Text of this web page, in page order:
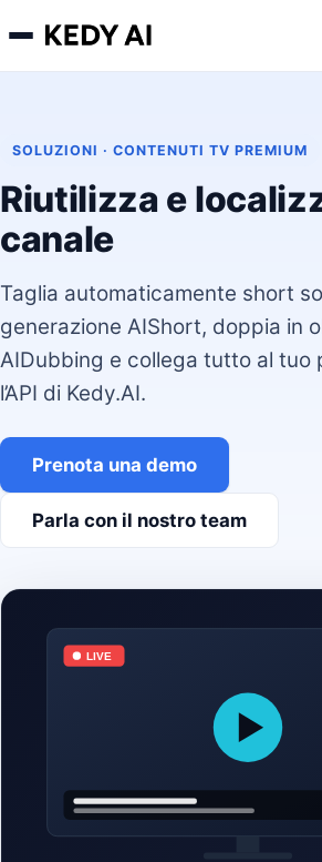
SOLUZIONI · CONTENUTI TV PREMIUM
Riutilizza e
canale
Taglia automaticamente short
generazione AIShort, doppia in
AIDubbing e collega tutto al tuo
l’API di Kedy.AI.
Prenota una demo
Parla con il nostro team